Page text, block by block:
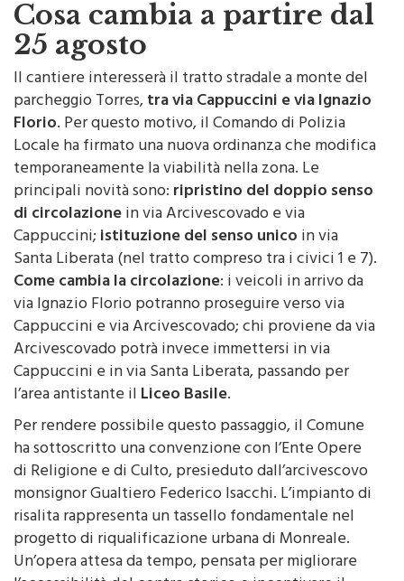
Cosa cambia a partire dal
25 agosto
Il cantiere interesserà il tratto stradale a monte del
parcheggio Torres,tra via Cappuccini e via Ignazio
Florio. Per questo motivo, il Comando di Polizia
Locale ha firmato una nuova ordinanza che modifica
temporaneamente la viabilità nella zona. Le
principali novità sono:ripristino del doppio senso
di circolazionein via Arcivescovado e via
Cappuccini;istituzione del senso unicoin via
Santa Liberata (nel tratto compreso tra i civici 1 e 7).
Come cambia la circolazione: i veicoli in arrivo da
via Ignazio Florio potranno proseguire verso via
Cappuccini e via Arcivescovado; chi proviene da via
Arcivescovado potrà invece immettersi in via
Cappuccini e in via Santa Liberata, passando per
l’area antistante ilLiceo Basile.
Per rendere possibile questo passaggio, il Comune
ha sottoscritto una convenzione con l’Ente Opere
di Religione e di Culto, presieduto dall’arcivescovo
monsignor Gualtiero Federico Isacchi. L’impianto di
risalita rappresenta un tassello fondamentale nel
progetto di riqualificazione urbana di Monreale.